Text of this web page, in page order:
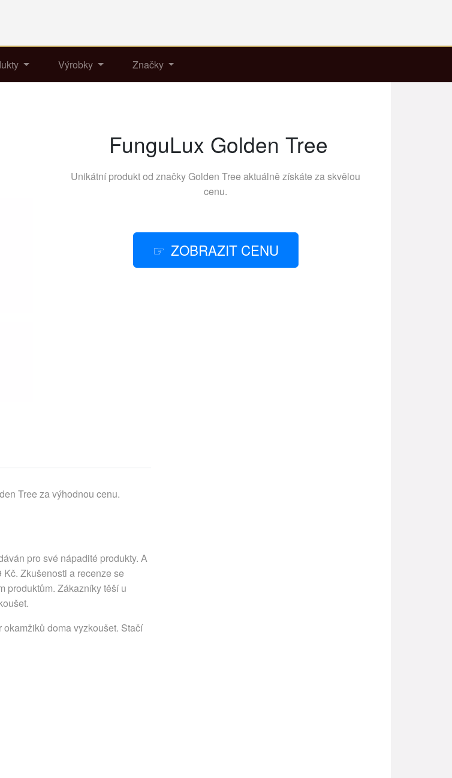
Výrobky Značky
FunguLux Golden Tree
Unikátní produkt od značkyGolden Tree aktuálně získáte za skvělou
cenu.
ZOBRAZIT CENU
Tree za výhodnou cenu.
pro své nápadité produkty. A
Zkušenosti a recenze se
produktům. Zákazníky těší u
doma vyzkoušet. Stačí